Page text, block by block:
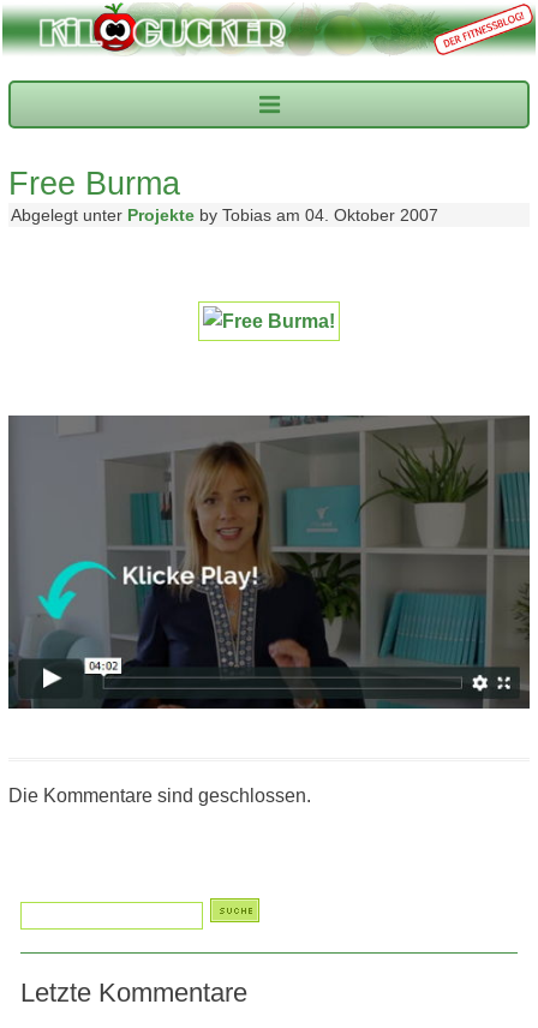
Free Burma
Abgelegt unter Projekte by Tobias am 04. Oktober 2007
Die Kommentare sind geschlossen.
Letzte Kommentare